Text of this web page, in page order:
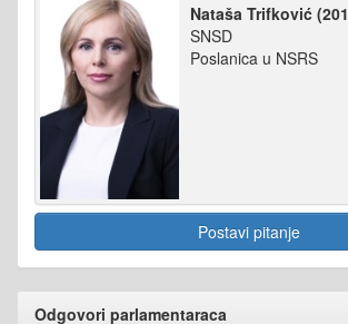
Nataša Trifković
SNSD
Poslanica u NSRS
Postavi pitanje
Odgovori parlamentaraca